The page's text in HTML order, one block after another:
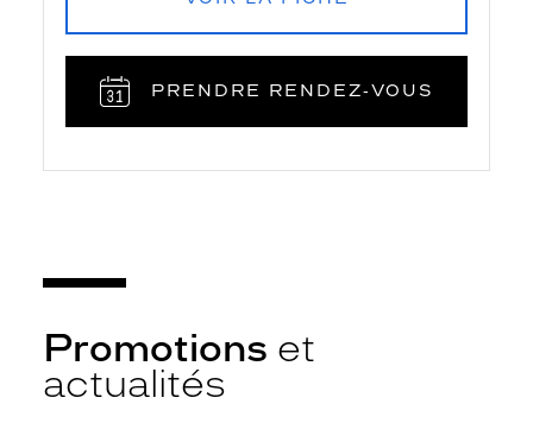
PRENDRE RENDEZ‑VOUS
Promotions et
actualités